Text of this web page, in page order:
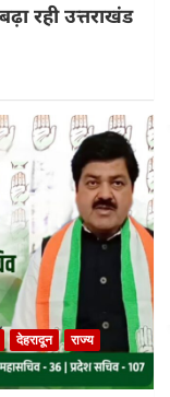
रही उत्तराखंड
देहरादून
राज्य